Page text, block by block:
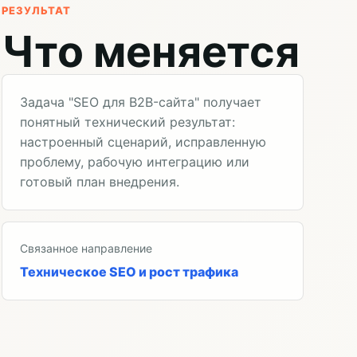
РЕЗУЛЬТАТ
Что меняется
Задача "SEO для B2B-сайта" получает
понятный технический результат:
настроенный сценарий, исправленную
проблему, рабочую интеграцию или
готовый план внедрения.
Связанное направление
Техническое SEO и рост трафика